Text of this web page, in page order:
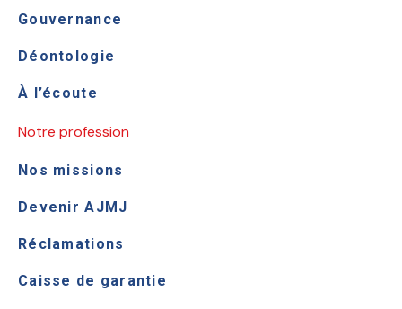
Gouvernance
Déontologie
À l’écoute
Notre profession
Nos missions
Devenir AJMJ
Réclamations
Caisse de garantie